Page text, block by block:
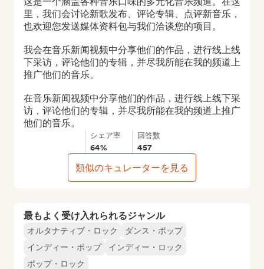
最もよく受け入れられるジャンル
オルタナティブ・ロック
ダンス・ポップ
インディー・ポップ
インディー・ロック
ポップ・ロック
里，我们会讨论新歌发布、评论专辑、点评新音乐，
也欢迎您发送媒体资料包与我们洽谈您的项目。
我会在音乐新闻视频中分享他们的作品，进行线上线
下采访，评论他们的专辑，并尽我所能在我的频道上
推广他们的音乐。
在音乐新闻视频中分享他们的作品，进行线上线下采
访，评论他们的专辑，并尽我所能在我的频道上推广
他们的音乐。
シェア率
64%
回答数
457
類似のキュレーターを見る